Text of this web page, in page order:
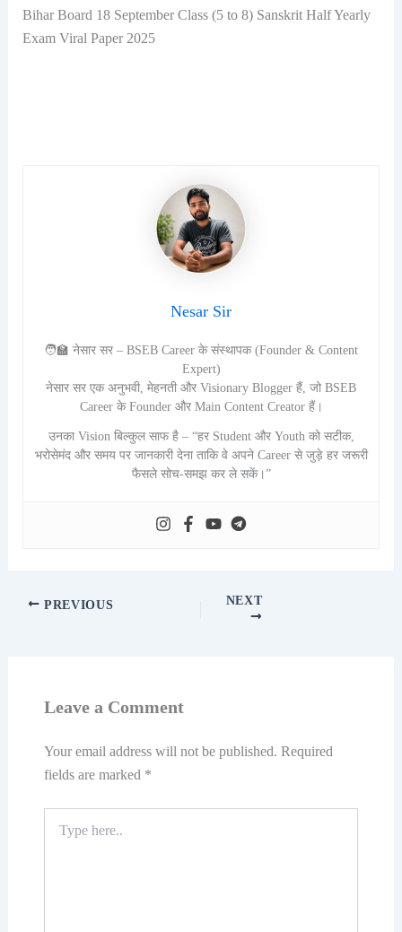
Bihar Board 18 September Class (5 to 8) Sanskrit Half Yearly
Exam Viral Paper 2025
Nesar Sir
🧑‍🏫 नेसार सर – BSEB Career के संस्थापक (Founder & Content
Expert)
नेसार सर एक अनुभवी, मेहनती और Visionary Blogger हैं, जो BSEB
Career के Founder और Main Content Creator हैं।
उनका Vision बिल्कुल साफ है – “हर Student और Youth को सटीक,
भरोसेमंद और समय पर जानकारी देना ताकि वे अपने Career से जुड़े हर जरूरी
फैसले सोच-समझ कर ले सकें।”
PREVIOUS NEXT
Leave a Comment
Your email address will not be published. Required
fields are marked *
here..